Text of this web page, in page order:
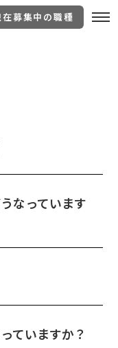
在募集中の職種
なっています
と進みます。一次
いただき、実際に
宅等を準備してい
ほどです。
ていますか？